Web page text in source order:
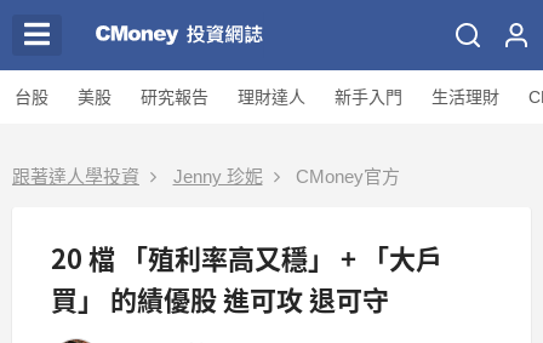
台股 美股 研究報告 理財達人 新手入門 生活理財
跟著達人學投資 Jenny 珍妮 CMoney官方
20 檔 「殖利率高又穩」 + 「大戶
買」 的績優股 進可攻 退可守